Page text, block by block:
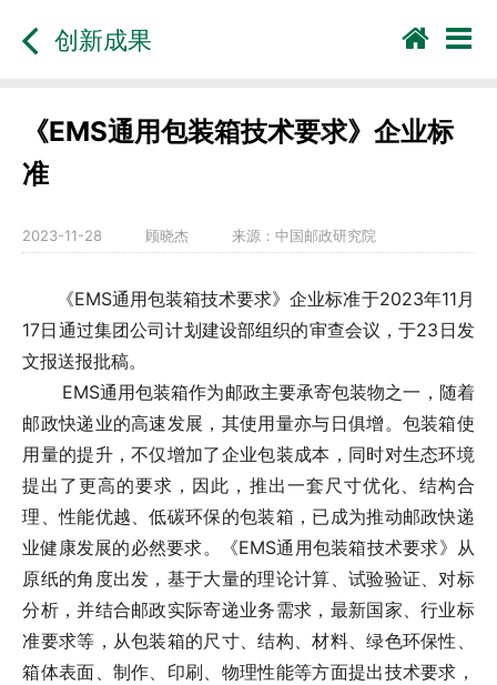
创新成果
《EMS通用包装箱技术要求》企业标
准
2023-11-28 顾晓杰 来源：中国邮政研究院
《EMS通用包装箱技术要求》企业标准于2023年11月
17日通过集团公司计划建设部组织的审查会议，于23日发
文报送报批稿。
EMS通用包装箱作为邮政主要承寄包装物之一，随着
邮政快递业的高速发展，其使用量亦与日俱增。包装箱使
用量的提升，不仅增加了企业包装成本，同时对生态环境
提出了更高的要求，因此，推出一套尺寸优化、结构合
理、性能优越、低碳环保的包装箱，已成为推动邮政快递
业健康发展的必然要求。《EMS通用包装箱技术要求》从
原纸的角度出发，基于大量的理论计算、试验验证、对标
分析，并结合邮政实际寄递业务需求，最新国家、行业标
准要求等，从包装箱的尺寸、结构、材料、绿色环保性、
箱体表面、制作、印刷、物理性能等方面提出技术要求，